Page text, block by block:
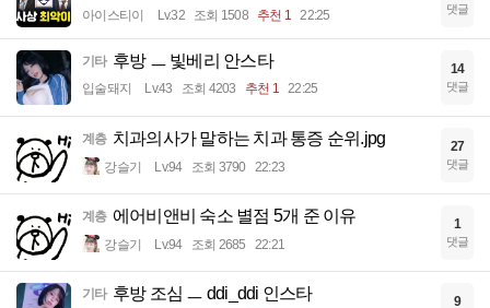
아이스티이 Lv.32 조회 1508 추천 1 22:25 댓글
기타 후방 ㅡ 빛베리 안스타
입술돼지 Lv.43 조회 4203 추천 1 22:25
14
댓글
계층 치과의사가 말하는 치과 통증 순위.jpg
강슬기 Lv.94 조회 3790 22:23
27
댓글
계층 에어비앤비 숙소 별점 5개 준 이유
강슬기 Lv.94 조회 2685 22:21
1
댓글
기타 후방 조심 ㅡ ddi_ddi 인스타 9